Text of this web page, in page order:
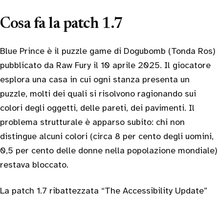
Cosa fa la patch 1.7
Blue Prince è il puzzle game di Dogubomb (Tonda Ros)
pubblicato da Raw Fury il 10 aprile 2025. Il giocatore
esplora una casa in cui ogni stanza presenta un
puzzle, molti dei quali si risolvono ragionando sui
colori degli oggetti, delle pareti, dei pavimenti. Il
problema strutturale è apparso subito: chi non
distingue alcuni colori (circa 8 per cento degli uomini,
0,5 per cento delle donne nella popolazione mondiale)
restava bloccato.
La patch 1.7 ribattezzata “The Accessibility Update”